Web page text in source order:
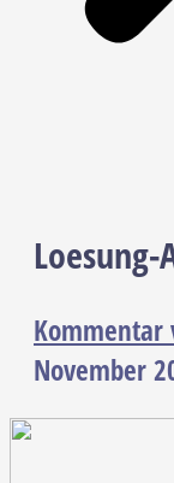
Kommentar
November